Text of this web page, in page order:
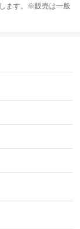
ます。※販売は一般